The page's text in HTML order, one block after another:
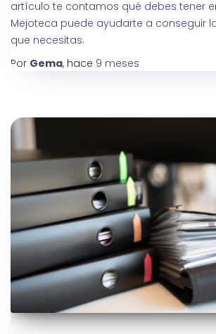
artículo te contamos qué debes tener
Mejoteca puede ayudarte a conseguir
que necesitas.
Por Gema, hace 9 meses